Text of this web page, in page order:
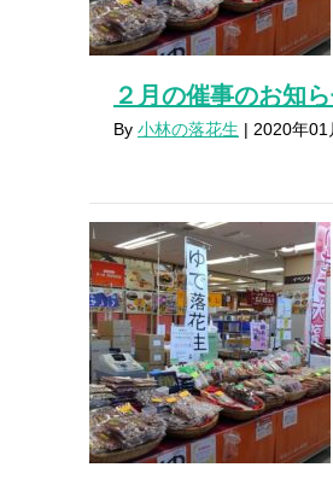
２月の催事のお知
By 小林の落花生 | 2020年01